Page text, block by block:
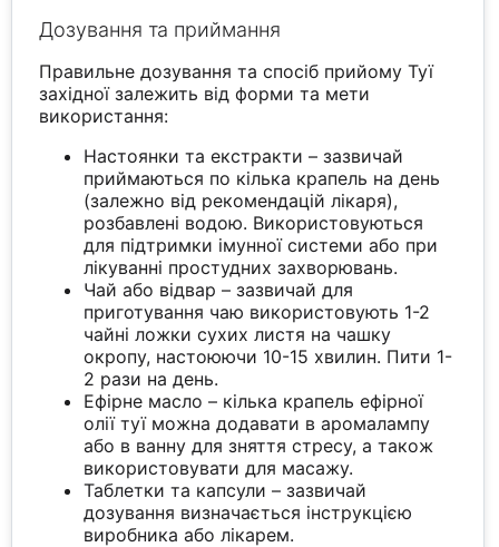
Дозування та приймання
Правильне дозування та спосіб прийому Туї
західної залежить від форми та мети
використання:
Настоянки та екстракти – зазвичай
приймаються по кілька крапель на день
(залежно від рекомендацій лікаря),
розбавлені водою. Використовуються
для підтримки імунної системи або при
лікуванні простудних захворювань.
Чай або відвар – зазвичай для
приготування чаю використовують 1-2
чайні ложки сухих листя на чашку
окропу, настоюючи 10-15 хвилин. Пити 1-
2 рази на день.
Ефірне масло – кілька крапель ефірної
олії туї можна додавати в аромалампу
або в ванну для зняття стресу, а також
використовувати для масажу.
Таблетки та капсули – зазвичай
дозування визначається інструкцією
виробника або лікарем.